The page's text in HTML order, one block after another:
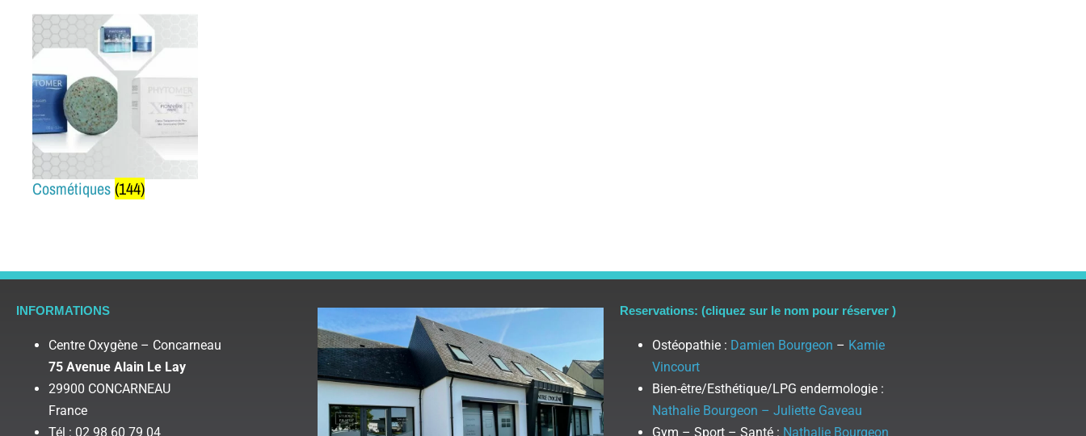
Cosmétiques(144)
INFORMATIONS
Centre Oxygène – Concarneau
75 Avenue Alain Le Lay
29900 CONCARNEAU
France
Tél : 02 98 60 79 04
Reservations: (cliquez sur le nom pour réserver )
Ostéopathie : Damien Bourgeon – Kamie
Vincourt
Bien-être/Esthétique/LPG endermologie :
Nathalie Bourgeon – Juliette Gaveau
Gym – Sport – Santé : Nathalie Bourgeon